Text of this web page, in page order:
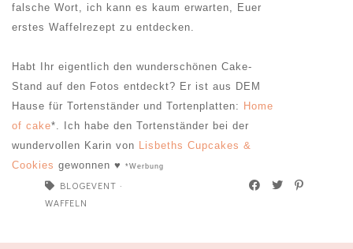
falsche Wort, ich kann es kaum erwarten, Euer
erstes Waffelrezept zu entdecken.
Habt Ihr eigentlich den wunderschönen Cake-
Stand auf den Fotos entdeckt? Er ist aus DEM
Hause für Tortenständer und Tortenplatten: Home
of cake*. Ich habe den Tortenständer bei der
wundervollen Karin von Lisbeths Cupcakes &
Cookies gewonnen ♥ *Werbung
BLOGEVENT ·
WAFFELN